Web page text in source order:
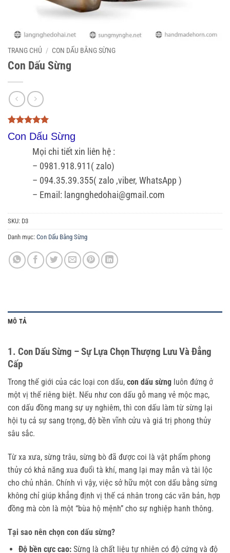
TRANG CHỦ / CON DẤU BẰNG SỪNG
Con Dấu Sừng
5trên 5
dựa trên
3
đánh giá
Con Dấu Sừng
Mọi chi tiết xin liên hệ :
– 0981.918.911( zalo)
– 094.35.39.355( zalo ,viber, WhatsApp )
– Email: langnghedohai@gmail.com
SKU: D3
Danh mục: Con Dấu Bằng Sừng
MÔ TẢ
1. Con Dấu Sừng – Sự Lựa Chọn Thượng Lưu Và Đẳng
Cấp
Trong thế giới của các loại con dấu, con dấu sừng luôn đứng ở
một vị thế riêng biệt. Nếu như con dấu gỗ mang vẻ mộc mạc,
con dấu đồng mang sự uy nghiêm, thì con dấu làm từ sừng lại
hội tụ cả sự sang trọng, độ bền vĩnh cửu và giá trị phong thủy
sâu sắc.
Từ xa xưa, sừng trâu, sừng bò đã được coi là vật phẩm phong
thủy có khả năng xua đuổi tà khí, mang lại may mắn và tài lộc
cho chủ nhân. Chính vì vậy, việc sở hữu một con dấu bằng sừng
không chỉ giúp khẳng định vị thế cá nhân trong các văn bản, hợp
đồng mà còn là một “bùa hộ mệnh” cho sự nghiệp hanh thông.
Tại sao nên chọn con dấu sừng?
Độ bền cực cao:Sừng là chất liệu tự nhiên có độ cứng và độ